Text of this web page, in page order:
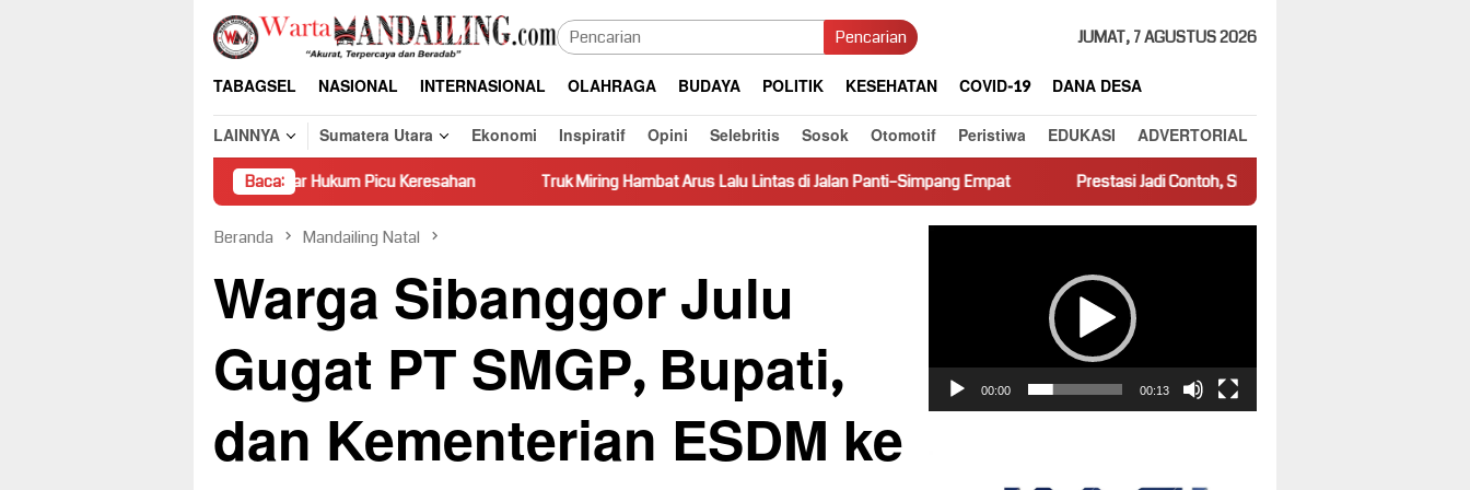
Loncat
konten
Pencarian JUMAT, 7 AGUSTUS 2026
TABAGSEL NASIONAL INTERNASIONAL OLAHRAGA BUDAYA POLITIK KESEHATAN COVID-19
DANA DESA
LAINNYA
Sumatera Utara Ekonomi Inspiratif Opini Selebritis Sosok Otomotif Peristiwa EDUKASI ADVERTORIAL
Baca:
Pasaman Tanpa Dasar Hukum Picu Keresahan Truk Miring Hambat Arus Lalu Lintas di Jalan Panti–Simpang Empat Prestasi Jadi Contoh, SMPN 1 Dua Koto Beri Apresiasi Siswa Berprestasi
Beranda Mandailing Natal
Warga Sibanggor Julu
Gugat PT SMGP, Bupati,
dan Kementerian ESDM ke
00:00 00:13